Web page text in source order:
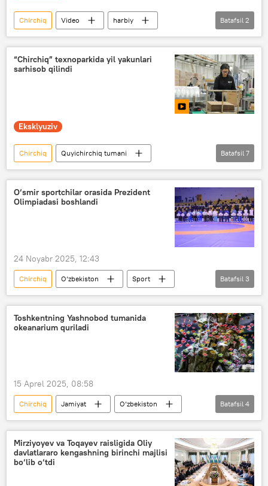
Chirchiq Video
harbiy
harbiy texnika
Mudofaa vazirligi
Batafsil 2
“Chirchiq” texnoparkida yil yakunlari
sarhisob qilindi
Eksklyuziv
Chirchiq
Quyichirchiq tumani
texnopark
korxona
biznes
eksport
Rossiya
Janubiy Koreya
Turkiya
Video
Batafsil 7
O‘smir sportchilar orasida Prezident
Olimpiadasi boshlandi
24 Noyabr 2025, 12:43
Chirchiq O‘zbekiston
Sport
musobaqa
chempionat Toshkent
Batafsil 3
Toshkentning Yashnobod tumanida
okeanarium quriladi
15 Aprel 2025, 08:58
Chirchiq Jamiyat
O‘zbekiston
Toshkent
okeanarium
Turizm
Shavkat Mirziyoyev
Batafsil 4
Mirziyoyev va Toqayev raisligida Oliy
davlatlararo kengashning birinchi majlisi
bo‘lib o‘tdi